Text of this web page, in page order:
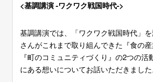
<基調講演 -ワクワク戦国時代->
基調講演では、「ワクワク戦国時代」
さんがこれまで取り組んできた『食の
『町のコミュニティづくり』の2つの活
にある想いについてお話いただきました